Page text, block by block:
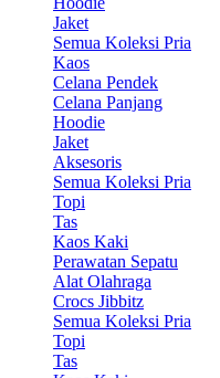
Jaket
Semua Koleksi Pria
Kaos
Celana Pendek
Celana Panjang
Hoodie
Jaket
Aksesoris
Semua Koleksi Pria
Topi
Tas
Kaos Kaki
Perawatan Sepatu
Alat Olahraga
Crocs Jibbitz
Semua Koleksi Pria
Topi
Tas